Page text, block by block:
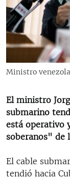
RADIO MARTÍ
ESPECIALES
ESPECIALES
LA REALIDAD
KENTU-
LOS SANTOS
LA INVASIÓN
MULTIMEDIA
EDITORIALES
Ministro
El ministro
submarino
está operativo
soberanos" de
El cable
tendió hacia